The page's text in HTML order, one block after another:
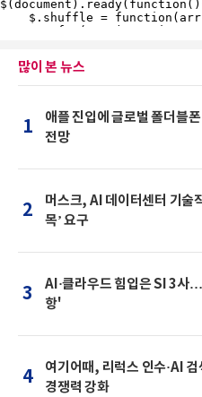
많이 본 뉴스
1
애플 진입에 글로벌 폴더블
전망
2
머스크, AI 데이터센터 기술
목’ 요구
3
AI·클라우드 힘입은 SI 3사
항'
4
여기어때, 리럭스 인수·AI
경쟁력 강화